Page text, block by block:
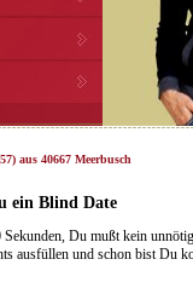
aus 40667 Meerbusch
ein Blind Date
Du mußt kein
ausfüllen und schon bist Du